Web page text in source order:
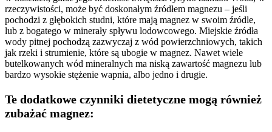
rzeczywistości, może być doskonałym źródłem magnezu – jeśli
pochodzi z głębokich studni, które mają magnez w swoim źródle,
lub z bogatego w minerały spływu lodowcowego. Miejskie źródła
wody pitnej pochodzą zazwyczaj z wód powierzchniowych, takich
jak rzeki i strumienie, które są ubogie w magnez. Nawet wiele
butelkowanych wód mineralnych ma niską zawartość magnezu lub
bardzo wysokie stężenie wapnia, albo jedno i drugie.
Te dodatkowe czynniki dietetyczne mogą również
zubażać magnez: